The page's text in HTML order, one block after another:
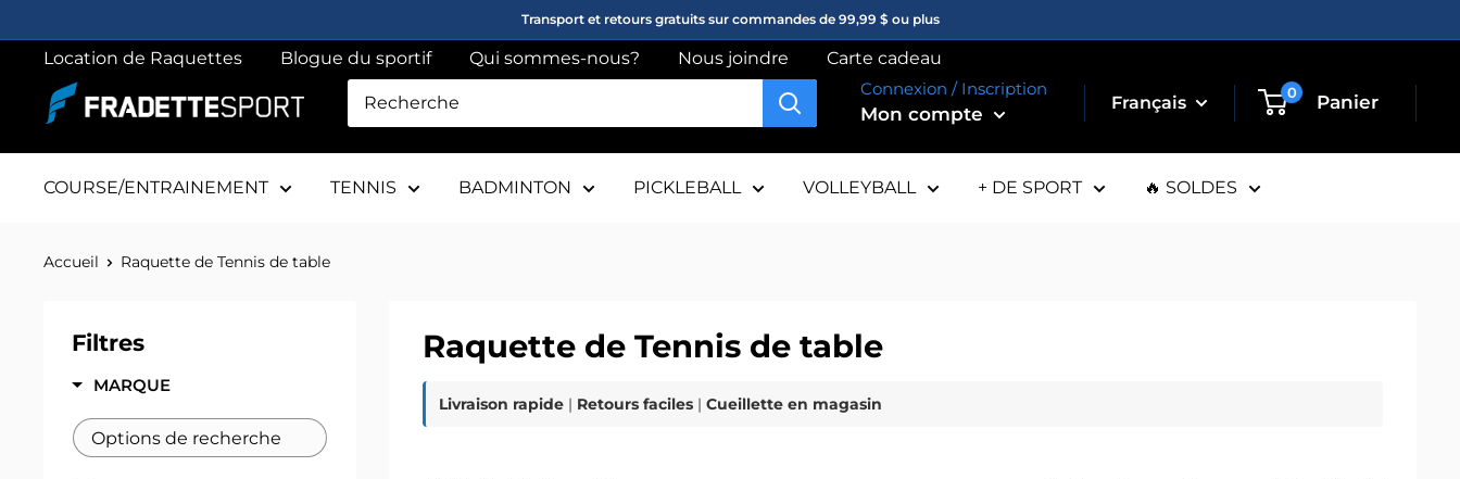
au
contenu
Transport et retours gratuits sur commandes de 99,99 $ ou plus
Location de Raquettes Blogue du sportif Qui sommes-nous? Nous joindre
Carte cadeau
Fradette
sport
Connexion / Inscription
Mon compte
0 Panier
COURSE/ENTRAINEMENT TENNIS BADMINTON PICKLEBALL VOLLEYBALL + DE SPORT 🔥 SOLDES
Accueil Raquette de Tennis de table
Filtres
MARQUE
Raquette de Tennis de table
Livraison rapide | Retours faciles | Cueillette en magasin